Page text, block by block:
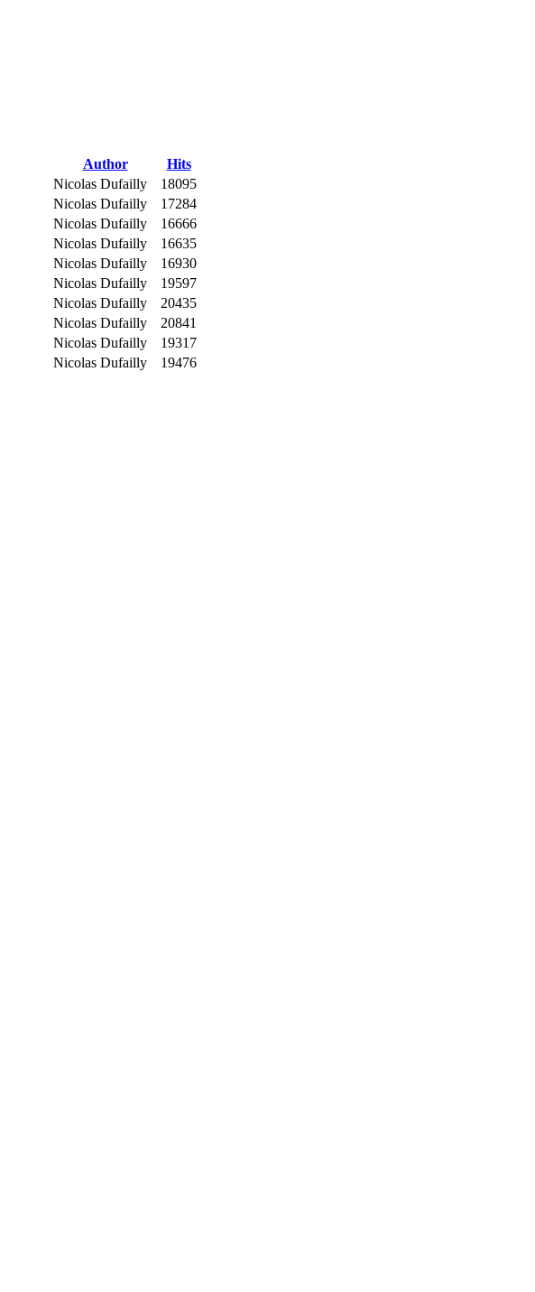
Author
Hits
Nicolas Dufailly
18095
Nicolas Dufailly
17284
Nicolas Dufailly
16666
Nicolas Dufailly
16635
Nicolas Dufailly
16930
Nicolas Dufailly
19597
Nicolas Dufailly
20435
Nicolas Dufailly
20841
Nicolas Dufailly
19317
Nicolas Dufailly 19476